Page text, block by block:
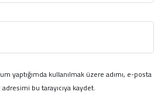
yaptığımda kullanılmak üzere adımı, e-posta
bu tarayıcıya kaydet.